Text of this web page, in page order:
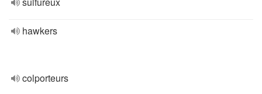
hawkers
colporteurs